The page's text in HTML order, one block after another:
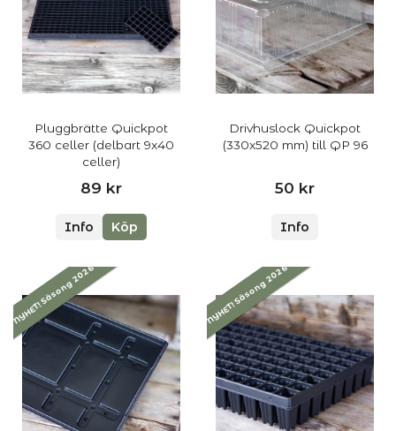
Pluggbrätte Quickpot
360 celler (delbart 9x40
celler)
89 kr
Info Köp
Drivhuslock Quickpot
(330x520 mm) till QP 96
50 kr
Info
NYHET! Säsong 2026 NYHET! Säsong 2026